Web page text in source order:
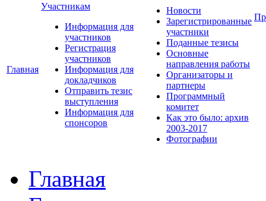
Главная
Участникам
Информация для
участников
Регистрация
участников
Информация для
докладчиков
Отправить тезис
выступления
Информация для
спонсоров
Новости
Зарегистрированные
участники
Поданные тезисы
Основные
направления работы
Организаторы и
партнеры
Программный
комитет
Как это было: архив
2003-2017
Фотографии
Главная